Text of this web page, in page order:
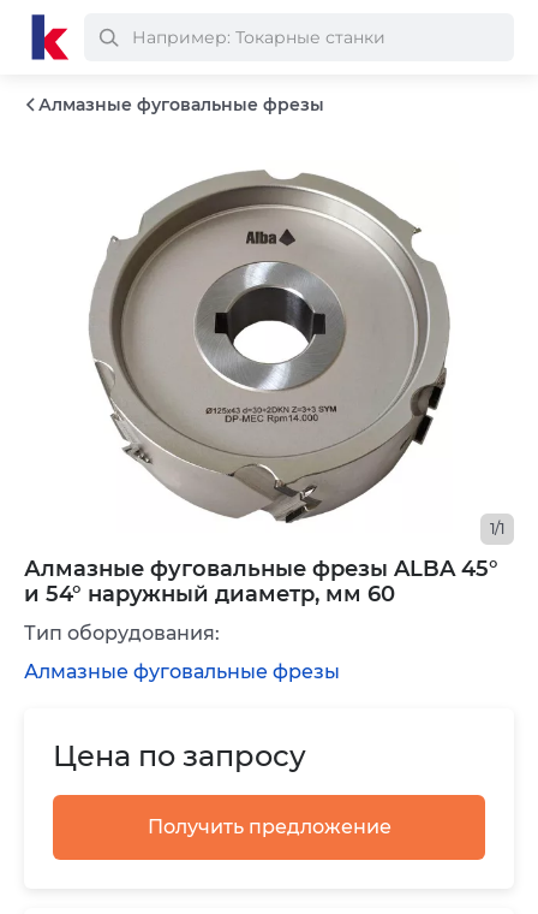
Алмазные фуговальные фрезы
Алмазные фуговальные фрезы ALBA 45°
и 54° наружный диаметр, мм 60
1/1
Цена по запросу
Получить предложение
Тип оборудования:
Алмазные фуговальные фрезы